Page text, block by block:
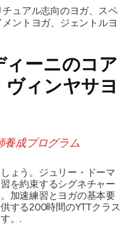
ュアル志向のヨガ、スペ
ントヨガ、ジェントルヨ
ーニのコア
ィンヤサヨ
ょう。ジュリー・ドーマ
を約束するシグネチャー
加速練習とヨガの基本要
する200時間のYTTクラス
。.